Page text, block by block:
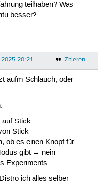
teilhaben? Was
besser?
Zitieren
20:21
aufm Schlauch, oder
auf Stick
Stick
ob es einen Knopf für
gibt → nein
Experiments
ich alles selber